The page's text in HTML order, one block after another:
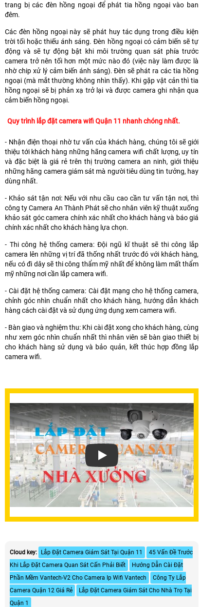
trang bị các đèn hồng ngoại để phát tia hồng ngoại vào ban
đêm.
Các đèn hồng ngoại này sẽ phát huy tác dụng trong điều kiện
trời tối hoặc thiếu ánh sáng. Đèn hồng ngoại có cảm biến sẽ tự
động và sẽ tự động bật khi môi trường quan sát phía trước
camera trở nên tối hơn một mức nào đó (việc này làm được là
nhờ chip xử lý cảm biến ánh sáng). Đèn sẽ phát ra các tia hồng
ngoại (mà mắt thường không nhìn thấy). Khi gặp vật cản thì tia
hồng ngoại sẽ bị phản xạ trở lại và được camera ghi nhận qua
cảm biến hồng ngoại.
Quy trình lắp đặt camera wifi Quận 11 nhanh chóng nhất.
- Nhận điện thoại nhờ tư vấn của khách hàng, chúng tôi sẽ giới
thiệu tới khách hàng những hãng camera wifi chất lượng, uy tín
và đặc biệt là giá rẻ trên thị trường camera an ninh, giới thiệu
những hãng camera giám sát mà người tiêu dùng tin tưởng, hay
dùng nhất.
- Khảo sát tận nơi: Nếu với nhu cầu cao cần tư vấn tận nơi, thì
công ty Camera An Thành Phát sẽ cho nhân viên kỹ thuật xuống
khảo sát góc camera chính xác nhất cho khách hàng và báo giá
chính xác nhất cho khách hàng lựa chọn.
- Thi công hệ thống camera: Đội ngũ kĩ thuật sẽ thi công lắp
camera lên những vị trí đã thống nhất trước đó với khách hàng,
nếu có đi dây sẽ thi công thẩm mỹ nhất để không làm mất thẩm
mỹ những nơi cần lắp camera wifi.
- Cài đặt hệ thống camera: Cài đặt mạng cho hệ thống camera,
chỉnh góc nhìn chuẩn nhất cho khách hàng, hướng dẫn khách
hàng cách cài đặt và sử dụng ứng dụng xem camera wifi.
- Bàn giao và nghiệm thu: Khi cài đặt xong cho khách hàng, cùng
như xem góc nhìn chuẩn nhất thì nhân viên sẽ bàn giao thiết bị
cho khách hàng sử dụng và bảo quản, kết thúc hợp đồng lắp
camera wifi.
Xem video Lắp Camera Wifi Quận 11
Cloud key: Lắp Đặt Camera Giám Sát Tại Quận 11
45 Vấn Đề Trước
Khi Lắp Đặt Camera Quan Sát Cấn Phải Biết
Hướng Dẫn Cài Đặt
Phần Mềm Vantech-V2 Cho Camera Ip Wifi Vantech
Công Ty Lắp
Camera Quận 12 Giá Rẻ
Lắp Đặt Camera Giám Sát Cho Nhà Trọ Tại
Quận 1